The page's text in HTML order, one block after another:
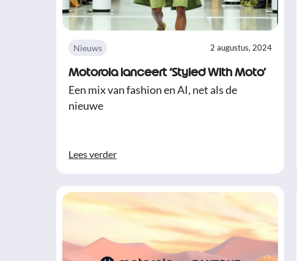
Nieuws 2 augustus, 2024
Motorola lanceert ‘Styled With Moto’
Een mix van fashion en AI, net als de
nieuwe
Lees verder